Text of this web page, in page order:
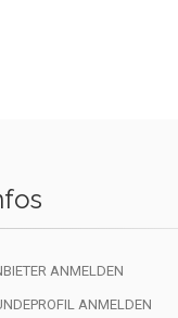
ANMELDEN
ANMELDEN